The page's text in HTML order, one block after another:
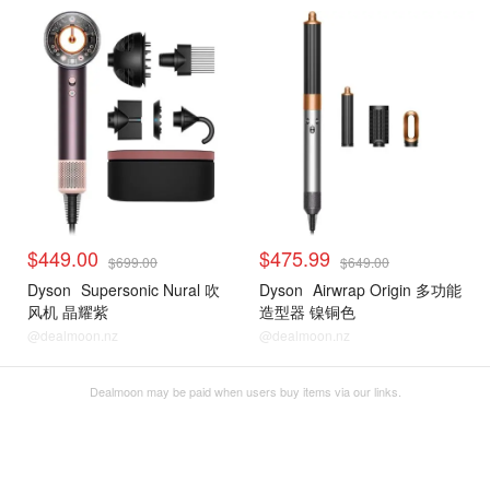
$449.00 $699.00
Dyson Supersonic Nural 吹
风机 晶耀紫
@dealmoon.nz
$475.99 $649.00
Dyson Airwrap Origin 多功能
造型器 镍铜色
@dealmoon.nz
Dealmoon may be paid when users buy items via our links.